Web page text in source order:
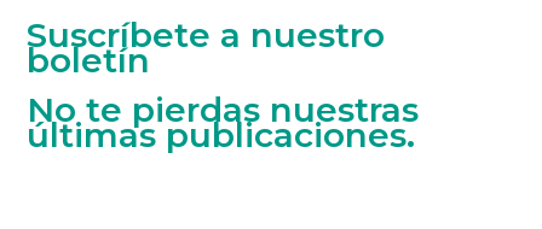
Suscríbete a nuestro
boletín
No te pierdas nuestras
últimas publicaciones.